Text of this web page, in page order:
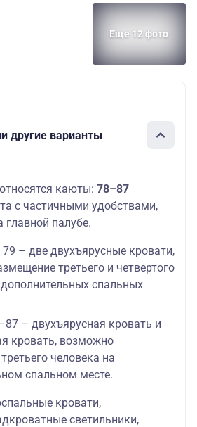
Еще 12 фото
другие варианты
относятся каюты: 78–87
с частичными удобствами,
главной палубе.
– две двухъярусные кровати,
третьего и четвертого
спальных
– двухъярусная кровать и
кровать, возможно
человека на
спальном месте.
кровати,
светильники,